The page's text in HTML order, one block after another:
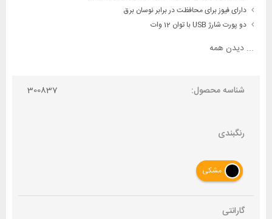
دارای فیوز برای محافظت در برابر نوسان برق
دو پورت شارژ USB با توان 12 وات
... دیدن همه
شناسه محصول: 300837
رنگبندی
مشکی
گارانتی